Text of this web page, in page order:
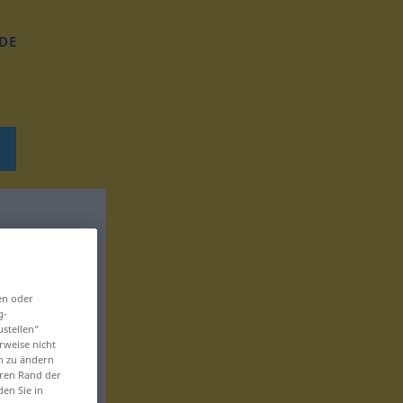
DE
oder
nicht
zu ändern
Rand der
Sie in